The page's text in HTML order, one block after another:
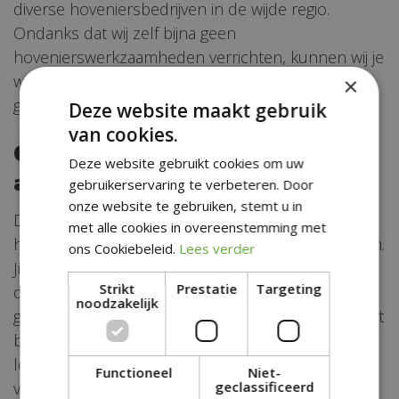
diverse hoveniersbedrijven in de wijde regio.
Ondanks dat wij zelf bijna geen
hovenierswerkzaamheden verrichten, kunnen wij je
wel
geschikte hovenier.
Goede producten voor
aantrekkelijke prijzen
Door de hoge omloopsnelheid kunnen wij grote
hoeveelheden inkopen tegen aantrekkelijke prijzen.
Jij als consument kan hierin meeprofiteren
doordat wij vaak leveren tegen
groothandelsprijzen. Nog een groot voordeel is dat
bij ons grote partijen veelal direct uit voorraad
leverbaar zijn. Indien er een enkele keer toch niet
voldoende op voorraad is, dan is levering op zeer
×
Deze website maakt gebruik
van cookies.
Deze website gebruikt cookies om uw
gebruikerservaring te verbeteren. Door
onze website te gebruiken, stemt u in
met alle cookies in overeenstemming met
ons Cookiebeleid. Lees verder
Strikt
noodzakelijk
Prestatie Targeting
Functioneel
Niet-
geclassificeerd